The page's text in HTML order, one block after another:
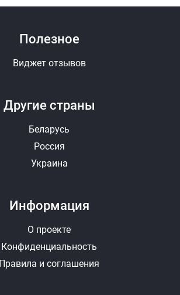
Другие страны
Беларусь
Россия
Украина
Полезное
Виджет отзывов
Информация
О проекте
Конфиденциальность
Правила и соглашения